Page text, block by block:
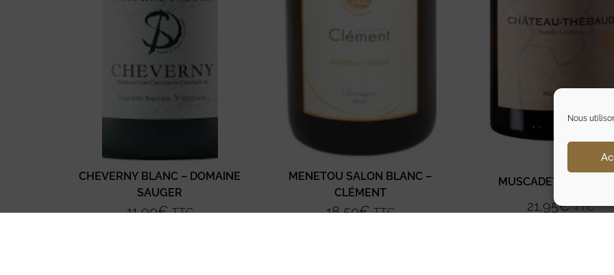
Nous
CHEVERNY BLANC – DOMAINE
SAUGER
11,90€ TTC
MENETOU SALON BLANC –
CLÉMENT
18,50€ TTC
MUSCADET –
21,95€ TTC